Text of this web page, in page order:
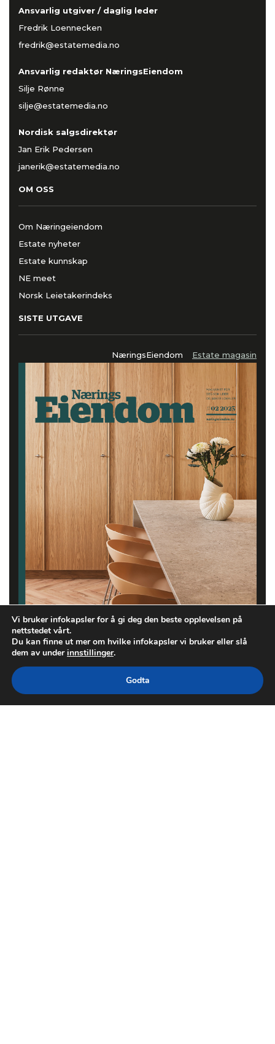
Ansvarlig utgiver / daglig leder
Fredrik Loennecken
fredrik@estatemedia.no
Ansvarlig redaktør NæringsEiendom
Silje Rønne
silje@estatemedia.no
Nordisk salgsdirektør
Jan Erik Pedersen
janerik@estatemedia.no
OM OSS
Om Næringeiendom
Estate nyheter
Estate kunnskap
NE meet
Norsk Leietakerindeks
SISTE UTGAVE
NæringsEiendom Estate magasin
Vi bruker infokapsler for å gi deg den beste opplevelsen på
nettstedet vårt.
Du kan finne ut mer om hvilke infokapsler vi bruker eller slå
dem av underinnstillinger.
Godta